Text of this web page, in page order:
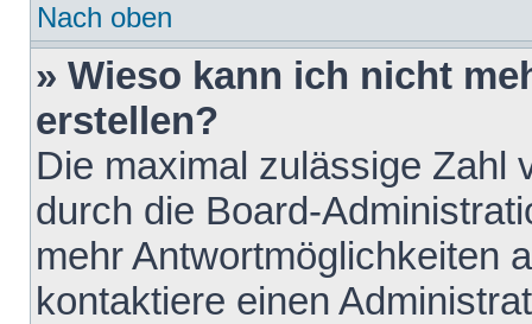
Nach oben
» Wieso kann ich nicht
erstellen?
Die maximal zulässige Zahl
durch die Board-
mehr Antwortmöglichkeiten
kontaktiere einen